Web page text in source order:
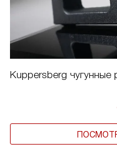
Kuppersberg чугунные